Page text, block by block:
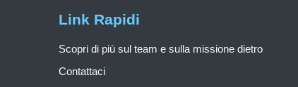
Link Rapidi
Scopri di più sul team e sulla missione dietro
Contattaci